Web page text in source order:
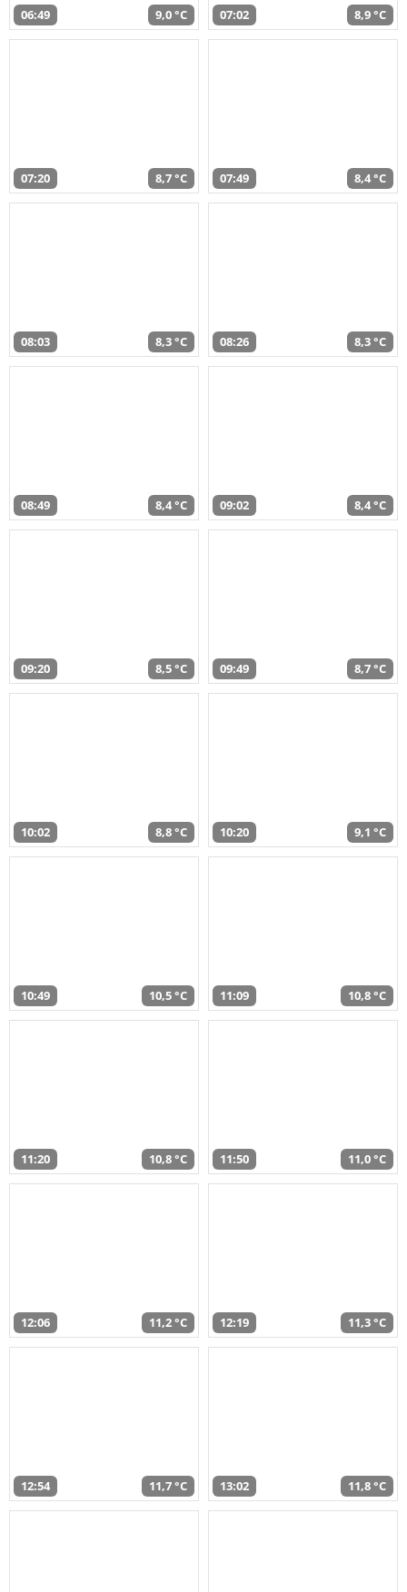
06:49 9,0 °C 07:02 8,9 °C
07:20 8,7 °C 07:49 8,4 °C
08:03 8,3 °C 08:26 8,3 °C
08:49 8,4 °C 09:02 8,4 °C
09:20 8,5 °C 09:49 8,7 °C
10:02 8,8 °C 10:20 9,1 °C
10:49 10,5 °C 11:09 10,8 °C
11:20 10,8 °C 11:50 11,0 °C
12:06 11,2 °C 12:19 11,3 °C
12:54 11,7 °C 13:02 11,8 °C